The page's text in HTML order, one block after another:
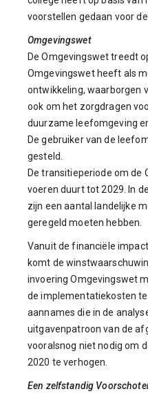
voorstellen gedaan voor
Omgevingswet
De Omgevingswet treedt
Omgevingswet heeft als
ontwikkeling, waarborgen
ook om het zorgdragen
duurzame leefomgeving
De gebruiker van de
gesteld.
De transitieperiode om de
voeren duurt tot 2029. In
zijn een aantal landelijke
geregeld moeten hebben.
Vanuit de financiële
komt de
invoering Omgevingswet
de implementatiekosten
aannames die in de
uitgavenpatroon van de
vooralsnog niet nodig om
2020 te verhogen.
Een zelfstandig